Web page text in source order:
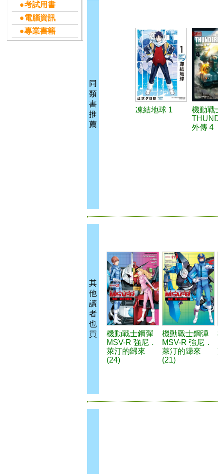
●考試用書
●電腦資訊
●專業書籍
同
類
書
推
薦
凍結地球 1
機動戰
外傳 4
其
他
讀
者
也
買
機動戰士鋼彈
MSV-R 強尼．
萊汀的歸來
(24)
機動戰士鋼彈
MSV-R 強尼．
萊汀的歸來
(21)